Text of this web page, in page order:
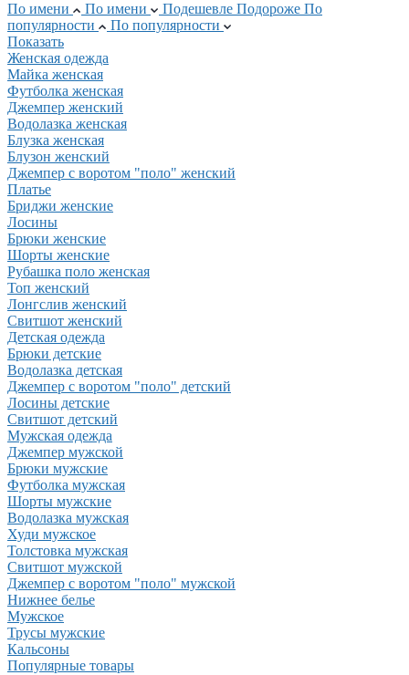
По имени По имени Подешевле Подороже По
популярности
По популярности
Показать
Женская одежда
Майка женская
Футболка женская
Джемпер женский
Водолазка женская
Блузка женская
Блузон женский
Джемпер с воротом "поло" женский
Платье
Бриджи женские
Лосины
Брюки женские
Шорты женские
Рубашка поло женская
Топ женский
Лонгслив женский
Свитшот женский
Детская одежда
Брюки детские
Водолазка детская
Джемпер с воротом "поло" детский
Лосины детские
Свитшот детский
Мужская одежда
Джемпер мужской
Брюки мужские
Футболка мужская
Шорты мужские
Водолазка мужская
Худи мужское
Толстовка мужская
Свитшот мужской
Джемпер с воротом "поло" мужской
Нижнее белье
Мужское
Трусы мужские
Кальсоны
Популярные товары